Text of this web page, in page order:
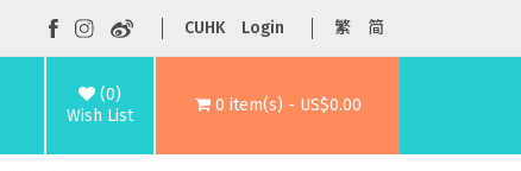
CUHK Login 繁 简
(0)
Wish List
0 item(s) - US$0.00